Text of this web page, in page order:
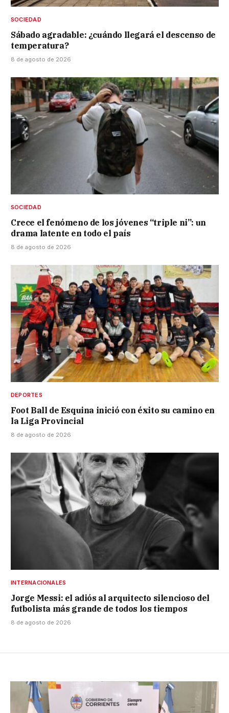
SOCIEDAD
Sábado agradable: ¿cuándo llegará el descenso de
temperatura?
8 de agosto de 2026
SOCIEDAD
Crece el fenómeno de los jóvenes “triple ni”: un
drama latente en todo el país
8 de agosto de 2026
DEPORTES
Foot Ball de Esquina inició con éxito su camino en
la Liga Provincial
8 de agosto de 2026
INTERNACIONALES
Jorge Messi: el adiós al arquitecto silencioso del
futbolista más grande de todos los tiempos
8 de agosto de 2026